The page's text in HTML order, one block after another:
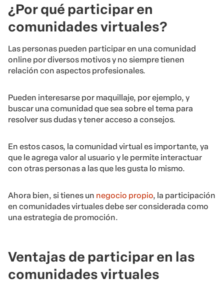
¿Por qué participar en
comunidades virtuales?
Las personas pueden participar en una comunidad
online por diversos motivos y no siempre tienen
relación con aspectos profesionales.
Pueden interesarse por maquillaje, por ejemplo, y
buscar una comunidad que sea sobre el tema para
resolver sus dudas y tener acceso a consejos.
En estos casos, la comunidad virtual es importante, ya
que le agrega valor al usuario y le permite interactuar
con otras personas a las que les gusta lo mismo.
Ahora bien, si tienes un negocio propio, la participación
en comunidades virtuales debe ser considerada como
una estrategia de promoción.
Ventajas de participar en las
comunidades virtuales